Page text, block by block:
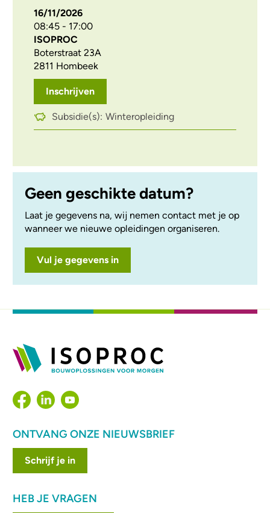
16/11/2026
08:45 - 17:00
ISOPROC
Boterstraat 23A
2811 Hombeek
Inschrijven
Subsidie(s): Winteropleiding
Geen geschikte datum?
Laat je gegevens na, wij nemen contact met je op
wanneer we nieuwe opleidingen organiseren.
Vul je gegevens in
ONTVANG ONZE NIEUWSBRIEF
Schrijf je in
HEB JE VRAGEN